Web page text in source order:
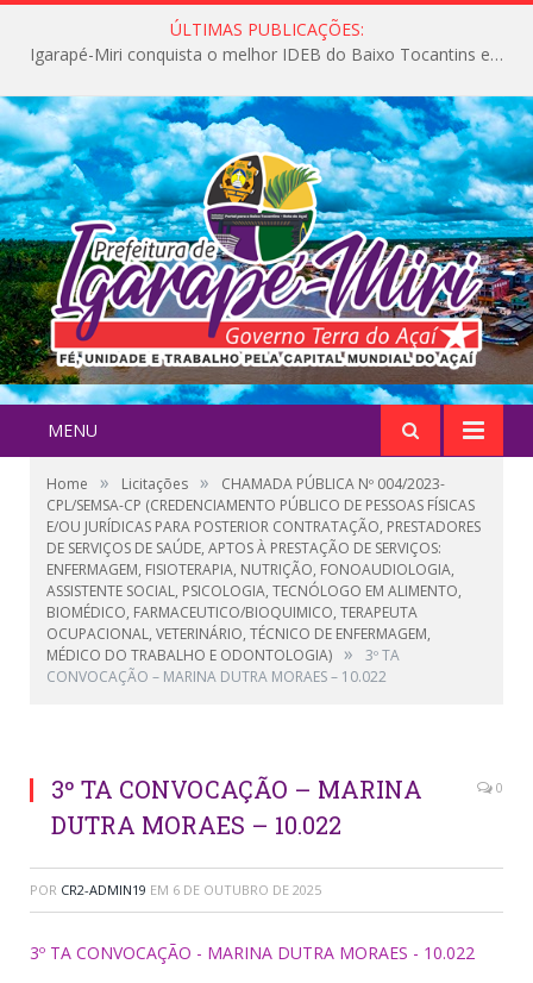
ÚLTIMAS PUBLICAÇÕES:
Igarapé-Miri conquista o melhor IDEB do Baixo Tocantins e avança na qualidade da educação pública
MENU
Home » Licitações »
CHAMADA PÚBLICA Nº 004/2023-
CPL/SEMSA-CP (CREDENCIAMENTO PÚBLICO DE PESSOAS FÍSICAS
E/OU JURÍDICAS PARA POSTERIOR CONTRATAÇÃO, PRESTADORES
DE SERVIÇOS DE SAÚDE, APTOS À PRESTAÇÃO DE SERVIÇOS:
ENFERMAGEM, FISIOTERAPIA, NUTRIÇÃO, FONOAUDIOLOGIA,
ASSISTENTE SOCIAL, PSICOLOGIA, TECNÓLOGO EM ALIMENTO,
BIOMÉDICO, FARMACEUTICO/BIOQUIMICO, TERAPEUTA
OCUPACIONAL, VETERINÁRIO, TÉCNICO DE ENFERMAGEM,
MÉDICO DO TRABALHO E ODONTOLOGIA) »
3º TA
CONVOCAÇÃO – MARINA DUTRA MORAES – 10.022
3º TA CONVOCAÇÃO – MARINA
DUTRA MORAES – 10.022
0
POR CR2-ADMIN19 EM 6 DE OUTUBRO DE 2025
3º TA CONVOCAÇÃO - MARINA DUTRA MORAES - 10.022